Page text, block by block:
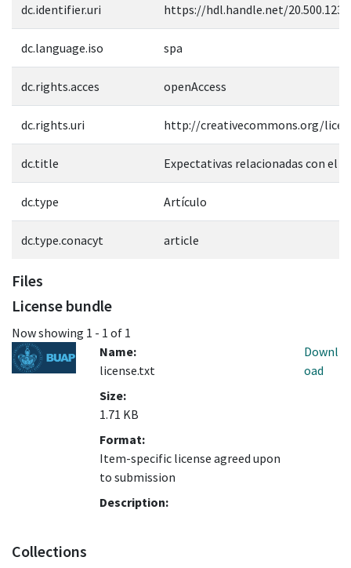
dc.identifier.uri https://hdl.handle.net/
dc.language.iso spa
dc.rights.acces openAccess
dc.rights.uri http://creativecommons.org/
dc.title Expectativas relacionadas con el
dc.type Artículo
dc.type.conacyt article
Files
License bundle
Now showing 1 - 1 of 1
Name:
license.txt
Size:
1.71 KB
Format:
Item-specific license agreed upon
to submission
Description:
Downl
oad
Collections